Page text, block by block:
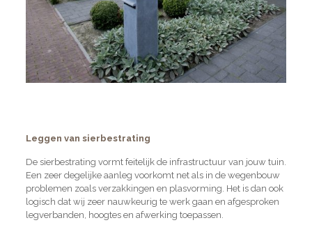
Leggen van sierbestrating
De sierbestrating vormt feitelijk de infrastructuur van jouw tuin.
Een zeer degelijke aanleg voorkomt net als in de wegenbouw
problemen zoals verzakkingen en plasvorming. Het is dan ook
logisch dat wij zeer nauwkeurig te werk gaan en afgesproken
legverbanden, hoogtes en afwerking toepassen.